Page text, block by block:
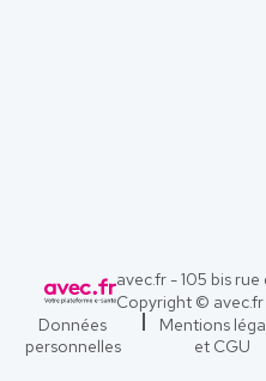
avec.fr - 105 bis
Copyright © avec.fr
Données
personnelles
Mentions
et CGU